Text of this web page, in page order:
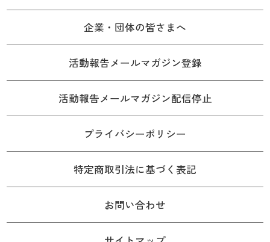
企業・団体の皆さまへ
活動報告メールマガジン登録
活動報告メールマガジン配信停止
プライバシーポリシー
特定商取引法に基づく表記
お問い合わせ